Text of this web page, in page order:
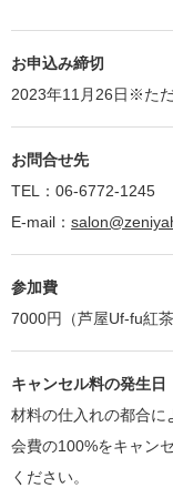
お申込み締切
2023年11月26日※た
お問合せ先
TEL：06-6772-1245
E-mail：
参加費
7000円（芦屋Uf-fu紅茶
キャンセル料の発生日
材料の仕入れの都合に
会費の100%をキャン
ください。